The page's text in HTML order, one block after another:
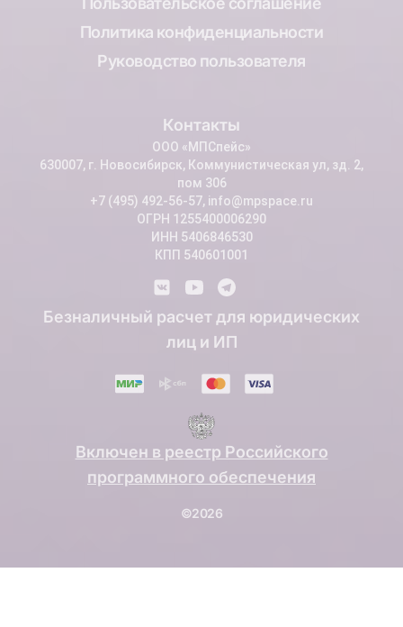
Контакты
ООО «МПСпейс»
630007, г. Новосибирск, Коммунистическая ул, зд. 2,
пом 306
+7 (495) 492-56-57, info@mpspace.ru
ОГРН 1255400006290
ИНН 5406846530
КПП 540601001
Безналичный расчет для юридических
лиц и ИП
Включен в реестр Российского
программного обеспечения
©2026
Политика конфиденциальности
Руководство пользователя